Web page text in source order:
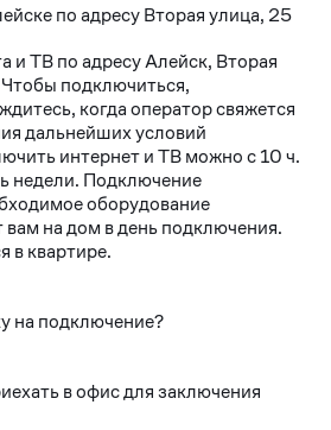
по адресу Вторая улица, 25
и ТВ по адресу Алейск, Вторая
подключиться,
когда оператор свяжется
дальнейших условий
интернет и ТВ можно с 10 ч.
недели. Подключение
оборудование
на дом в день подключения.
в квартире.
на подключение?
в офис для заключения